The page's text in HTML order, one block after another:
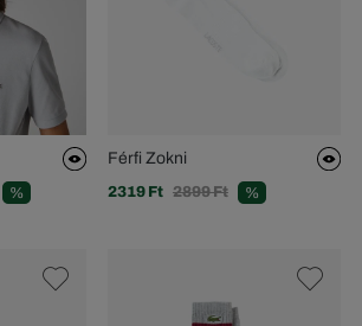
%
Férfi Zokni
2319 Ft 2899 Ft %